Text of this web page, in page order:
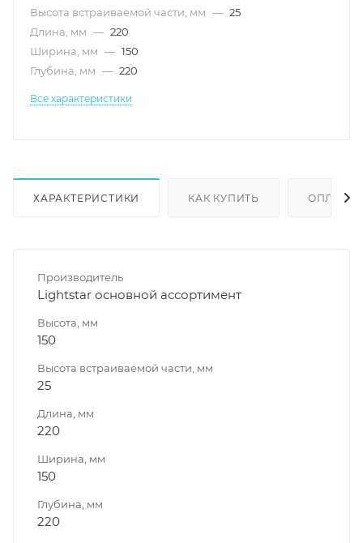
Высота встраиваемой части, мм — 25
Длина, мм — 220
Ширина, мм — 150
Глубина, мм — 220
Все характеристики
ХАРАКТЕРИСТИКИ КАК КУПИТЬ ОПЛАТА
Производитель
Lightstar основной ассортимент
Высота, мм
150
Высота встраиваемой части, мм
25
Длина, мм
220
Ширина, мм
150
Глубина, мм
220